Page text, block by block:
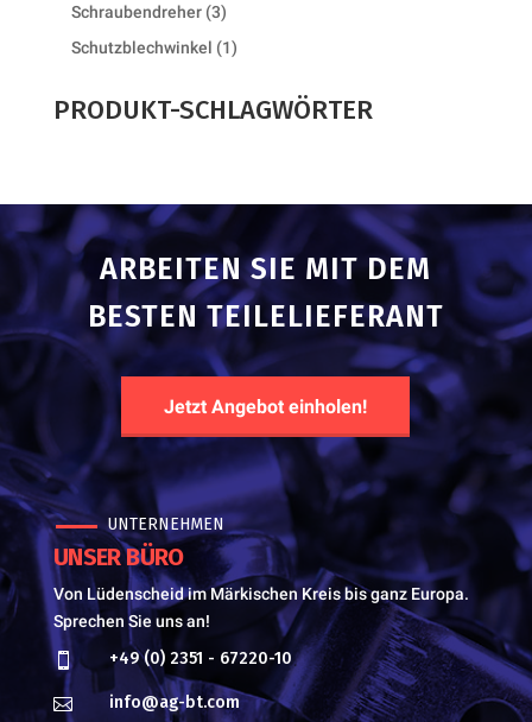
Schraubendreher 33
products
Schutzblechwinkel 11
PRODUKT-SCHLAGWÖRTER
ARBEITEN SIE MIT DEM
BESTEN TEILELIEFERANT
Jetzt Angebot einholen!
UNTERNEHMEN
UNSER BÜRO
Von Lüdenscheid im Märkischen Kreis bis ganz Europa.
Sprechen Sie uns an!
 +49 (0) 2351 - 67220-10
 info@ag-bt.com